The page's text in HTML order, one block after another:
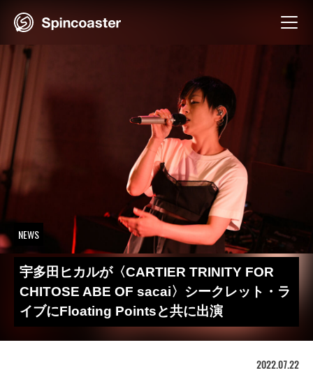
NEWS
宇多田ヒカルが〈CARTIER TRINITY FOR
CHITOSE ABE OF sacai〉シークレット・ラ
イブにFloating Pointsと共に出演
2022.07.22